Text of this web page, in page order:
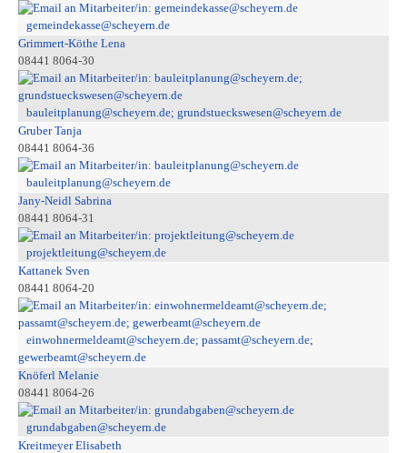
gemeindekasse@scheyern.de
Grimmert-Köthe Lena
08441 8064-30
bauleitplanung@scheyern.de; grundstueckswesen@scheyern.de
Gruber Tanja
08441 8064-36
bauleitplanung@scheyern.de
Jany-Neidl Sabrina
08441 8064-31
projektleitung@scheyern.de
Kattanek Sven
08441 8064-20
einwohnermeldeamt@scheyern.de; passamt@scheyern.de;
gewerbeamt@scheyern.de
Knöferl Melanie
08441 8064-26
grundabgaben@scheyern.de
Kreitmeyer Elisabeth